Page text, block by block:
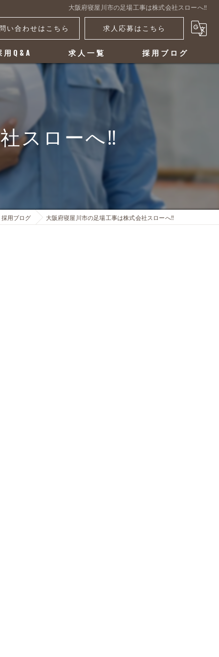
大阪府寝屋川市の足場工事は株式会社スローへ‼️
い合わせはこちら 求人応募はこちら
用Q&A 求人一覧 採用ブログ
スローへ‼️
採用ブログ 大阪府寝屋川市の足場工事は株式会社スローへ‼️